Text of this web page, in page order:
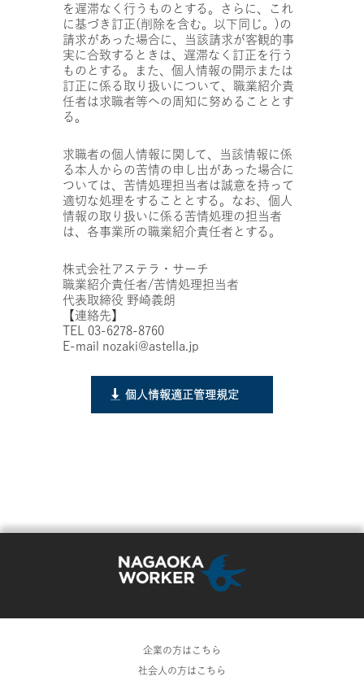
を遅滞なく行うものとする。さらに、これ
に基づき訂正(削除を含む。以下同じ。)の
請求があった場合に、当該請求が客観的事
実に合致するときは、遅滞なく訂正を行う
ものとする。また、個人情報の開示または
訂正に係る取り扱いについて、職業紹介責
任者は求職者等への周知に努めることとす
る。
求職者の個人情報に関して、当該情報に係
る本人からの苦情の申し出があった場合に
ついては、苦情処理担当者は誠意を持って
適切な処理をすることとする。なお、個人
情報の取り扱いに係る苦情処理の担当者
は、各事業所の職業紹介責任者とする。
株式会社アステラ・サーチ
職業紹介責任者/苦情処理担当者
代表取締役 野崎義朗
【連絡先】
TEL 03-6278-8760
E-mail nozaki@astella.jp
個人情報適正管理規定
企業の方はこちら
社会人の方はこちら